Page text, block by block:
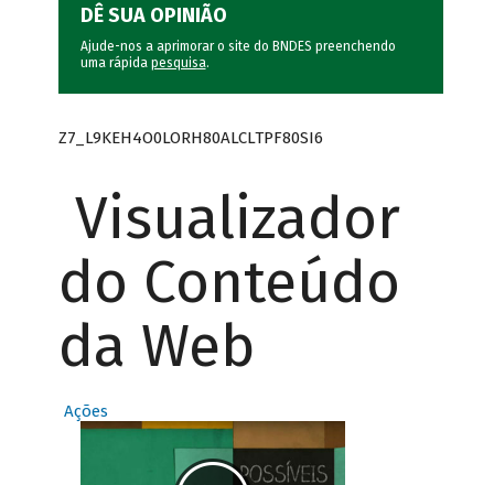
DÊ SUA OPINIÃO
Ajude-nos a aprimorar o site do BNDES preenchendo
uma rápida pesquisa.
Z7_L9KEH4O0LORH80ALCLTPF80SI6
Visualizador
do Conteúdo
da Web
Ações